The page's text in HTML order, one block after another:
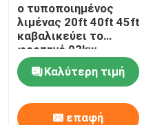
ο τυποποιημένος
λιμένας 20ft 40ft 45ft
καβαλικεύει το
φορτηγό 93kw
μεταφορέων με τη
μηχανή της Cummins
Καλύτερη τιμή
επαφή